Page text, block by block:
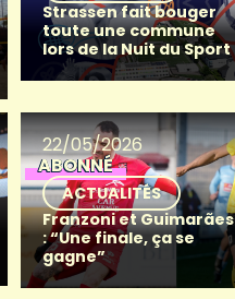
Strassen fait bouger
toute une commune
lors de la Nuit du Sport
22/05/2026
ABONNÉ
ACTUALITÉS
Franzoni et Guimarães
: “Une finale, ça se
gagne”